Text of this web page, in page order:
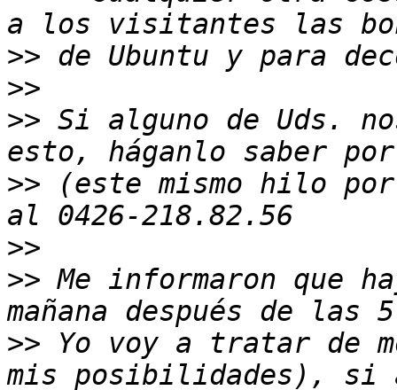
>>
>>
>> Si alguno de Uds.
>> (este mismo hilo
>>
>> Me informaron que
>> Yo voy a tratar de